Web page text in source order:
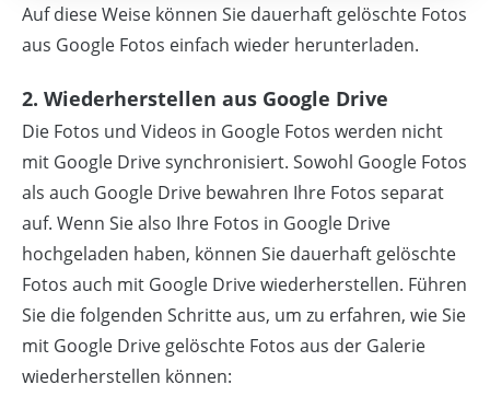
Auf diese Weise können Sie dauerhaft gelöschte Fotos
aus Google Fotos einfach wieder herunterladen.
2. Wiederherstellen aus Google Drive
Die Fotos und Videos in Google Fotos werden nicht
mit Google Drive synchronisiert. Sowohl Google Fotos
als auch Google Drive bewahren Ihre Fotos separat
auf. Wenn Sie also Ihre Fotos in Google Drive
hochgeladen haben, können Sie dauerhaft gelöschte
Fotos auch mit Google Drive wiederherstellen. Führen
Sie die folgenden Schritte aus, um zu erfahren, wie Sie
mit Google Drive gelöschte Fotos aus der Galerie
wiederherstellen können: